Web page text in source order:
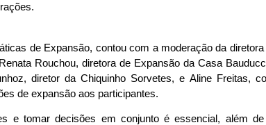
de Expansão, contou com a moderação da
Rouchou, diretora de Expansão da Casa
diretor da Chiquinho Sorvetes, e Aline Freitas,
de expansão aos participantes.
e tomar decisões em conjunto é essencial, além